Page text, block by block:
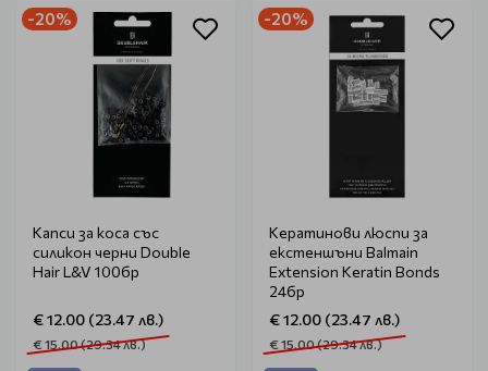
-20%
Капси за коса със
силикон черни Double
Hair L&V 100бр
€ 12.00 (23.47 лв.)
€ 15.00 (29.34 лв.)
-20%
Кератинови люспи за
екстеншъни Balmain
Extension Keratin Bonds
24бр
€ 12.00 (23.47 лв.)
€ 15.00 (29.34 лв.)